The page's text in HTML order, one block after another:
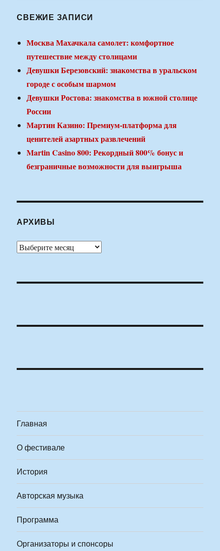
СВЕЖИЕ ЗАПИСИ
Москва Махачкала самолет: комфортное
путешествие между столицами
Девушки Березовский: знакомства в уральском
городе с особым шармом
Девушки Ростова: знакомства в южной столице
России
Мартин Казино: Премиум-платформа для
ценителей азартных развлечений
Martin Casino 800: Рекордный 800% бонус и
безграничные возможности для выигрыша
АРХИВЫ
Архивы
Главная
О фестивале
История
Авторская музыка
Программа
Организаторы и спонсоры